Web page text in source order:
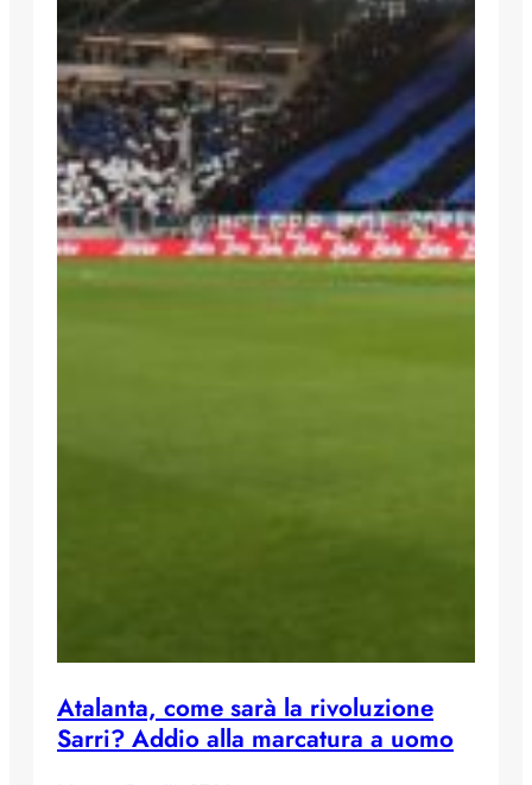
Atalanta, come sarà la rivoluzione
Sarri? Addio alla marcatura a uomo